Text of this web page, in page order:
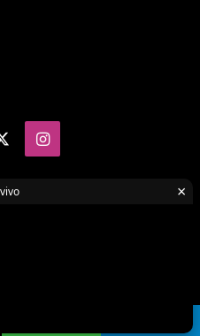
Instagram
All Rights Reserved
×